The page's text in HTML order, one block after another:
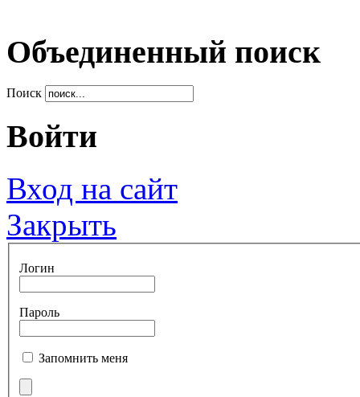
Объединенный поиск
Поиск
Войти
Вход на сайт
Закрыть
Логин
Пароль
Запомнить меня